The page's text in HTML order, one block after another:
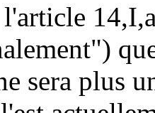
sera plus